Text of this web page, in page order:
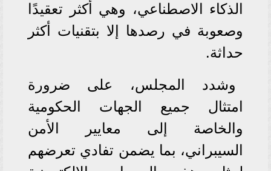
الذكاء الاصطناعي، وهي أكثر تعقيدًا
وصعوبة في رصدها إلا بتقنيات أكثر
حداثة.
وشدد المجلس، على ضرورة
امتثال جميع الجهات الحكومية
والخاصة إلى معايير الأمن
السيبراني، بما يضمن تفادي تعرضهم